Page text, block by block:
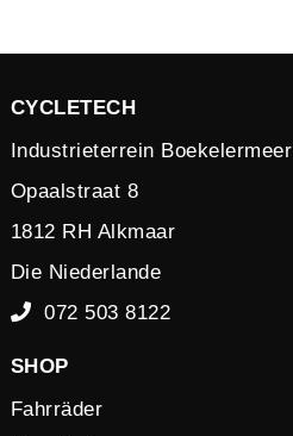
CYCLETECH
Industrieterrein Boekelermeer
Opaalstraat 8
1812 RH Alkmaar
Die Niederlande
072 503 8122
SHOP
Fahrräder